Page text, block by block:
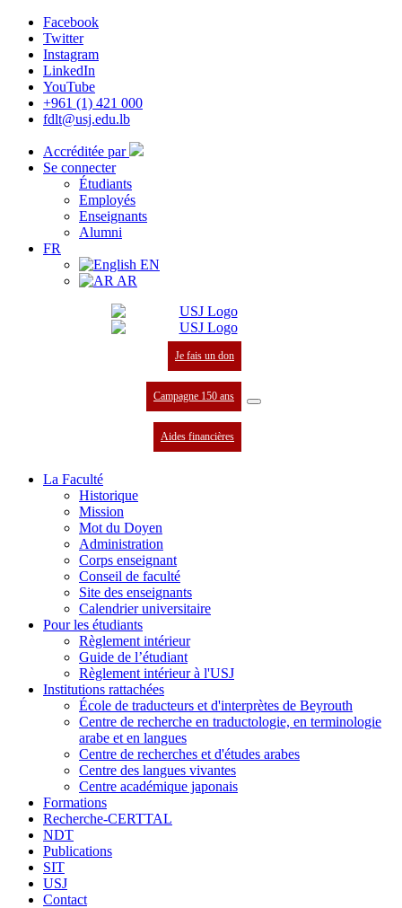
Facebook
Twitter
Instagram
LinkedIn
YouTube
+961 (1) 421 000
fdlt@usj.edu.lb
Accréditée par
Se connecter
Étudiants
Employés
Enseignants
Alumni
FR
EN
AR
Je fais un don
Campagne 150 ans
Aides financières
La Faculté
Historique
Mission
Mot du Doyen
Administration
Corps enseignant
Conseil de faculté
Site des enseignants
Calendrier universitaire
Pour les étudiants
Règlement intérieur
Guide de l’étudiant
Règlement intérieur à l'USJ
Institutions rattachées
École de traducteurs et d'interprètes de Beyrouth
Centre de recherche en traductologie, en terminologie
arabe et en langues
Centre de recherches et d'études arabes
Centre des langues vivantes
Centre académique japonais
Formations
Recherche-CERTTAL
NDT
Publications
SIT
USJ
Contact